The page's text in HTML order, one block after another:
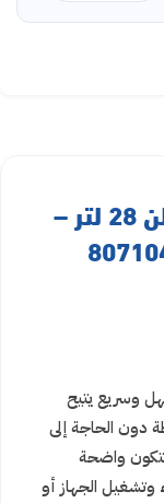
مكيف متنقل صحراوى كولن 28 لتر –
وسريع يتيح
دون الحاجة إلى
واضحة
وتشغيل الجهاز أو